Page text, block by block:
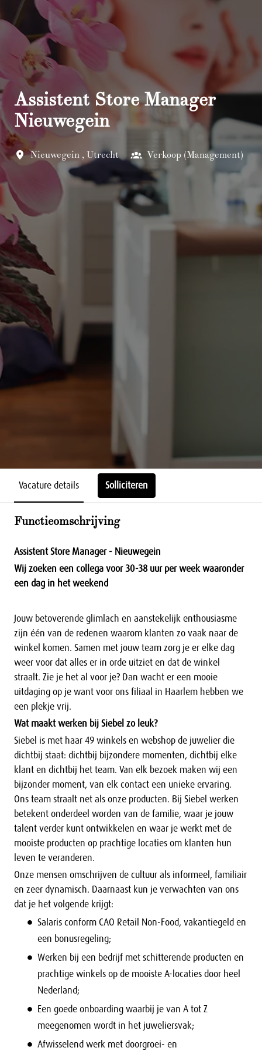
Assistent Store Manager
Nieuwegein
Nieuwegein , Utrecht Verkoop (Management)
Vacature details Solliciteren
Functieomschrijving
Assistent Store Manager - Nieuwegein
Wij zoeken een collega voor 30-38 uur per week waaronder
een dag in het weekend
Jouw betoverende glimlach en aanstekelijk enthousiasme
zijn één van de redenen waarom klanten zo vaak naar de
winkel komen. Samen met jouw team zorg je er elke dag
weer voor dat alles er in orde uitziet en dat de winkel
straalt. Zie je het al voor je? Dan wacht er een mooie
uitdaging op je want voor ons filiaal in Haarlem hebben we
een plekje vrij.
Wat maakt werken bij Siebel zo leuk?
Siebel is met haar 49 winkels en webshop de juwelier die
dichtbij staat: dichtbij bijzondere momenten, dichtbij elke
klant en dichtbij het team. Van elk bezoek maken wij een
bijzonder moment, van elk contact een unieke ervaring.
Ons team straalt net als onze producten. Bij Siebel werken
betekent onderdeel worden van de familie, waar je jouw
talent verder kunt ontwikkelen en waar je werkt met de
mooiste producten op prachtige locaties om klanten hun
leven te veranderen.
Onze mensen omschrijven de cultuur als informeel, familiair
en zeer dynamisch. Daarnaast kun je verwachten van ons
dat je het volgende krijgt:
Salaris conform CAO Retail Non-Food, vakantiegeld en
een bonusregeling;
Werken bij een bedrijf met schitterende producten en
prachtige winkels op de mooiste A-locaties door heel
Nederland;
Een goede onboarding waarbij je van A tot Z
meegenomen wordt in het juweliersvak;
Afwisselend werk met doorgroei- en